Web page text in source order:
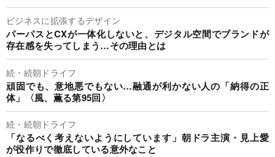
ビジネスに拡張するデザイン
パーパスとCXが一体化しないと、デジタル空間でブランドが
存在感を失ってしまう…その理由とは
続・続朝ドライフ
頑固でも、意地悪でもない…融通が利かない人の「納得の正
体」〈風、薫る第95回〉
続・続朝ドライフ
「なるべく考えないようにしています」朝ドラ主演・見上愛
が役作りで徹底している意外なこと